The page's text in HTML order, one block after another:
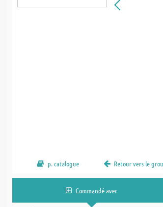
p. catalogue Retour vers le
Commandé avec